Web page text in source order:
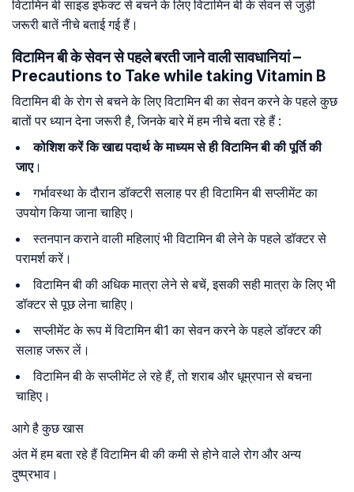
विटामिन बी साइड इफेक्ट से बचने के लिए विटामिन बी के सेवन से जुड़ी
जरूरी बातें नीचे बताई गई हैं।
विटामिन बी के सेवन से पहले बरती जाने वाली सावधानियां –
Precautions to Take while taking Vitamin B
विटामिन बी के रोग से बचने के लिए विटामिन बी का सेवन करने के पहले कुछ
बातों पर ध्यान देना जरूरी है, जिनके बारे में हम नीचे बता रहे हैं :
कोशिश करें कि खाद्य पदार्थ के माध्यम से ही विटामिन बी की पूर्ति की
जाए।
गर्भावस्था के दौरान डॉक्टरी सलाह पर ही विटामिन बी सप्लीमेंट का
उपयोग किया जाना चाहिए।
स्तनपान कराने वाली महिलाएं भी विटामिन बी लेने के पहले डॉक्टर से
परामर्श करें।
विटामिन बी की अधिक मात्रा लेने से बचें, इसकी सही मात्रा के लिए भी
डॉक्टर से पूछ लेना चाहिए।
सप्लीमेंट के रूप में विटामिन बी1 का सेवन करने के पहले डॉक्टर की
सलाह जरूर लें।
विटामिन बी के सप्लीमेंट ले रहे हैं, तो शराब और धूम्रपान से बचना
चाहिए।
आगे है कुछ खास
अंत में हम बता रहे हैं विटामिन बी की कमी से होने वाले रोग और अन्य
दुष्प्रभाव।